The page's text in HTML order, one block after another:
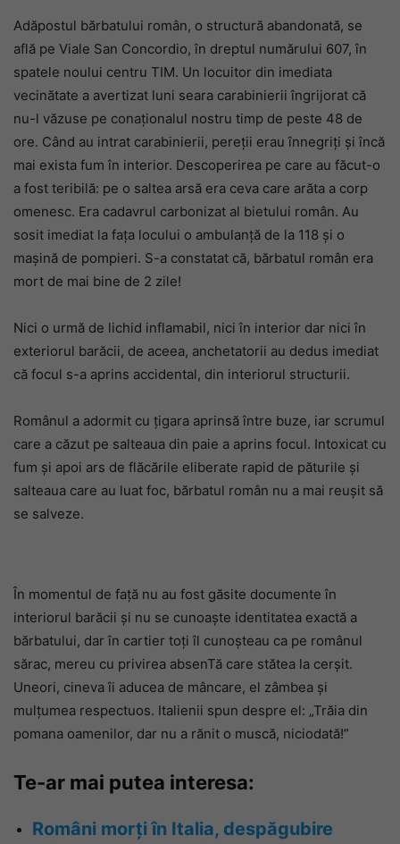
Adăpostul bărbatului român, o structură abandonată, se
află pe Viale San Concordio, în dreptul numărului 607, în
spatele noului centru TIM. Un locuitor din imediata
vecinătate a avertizat luni seara carabinierii îngrijorat că
nu-l văzuse pe conaționalul nostru timp de peste 48 de
ore. Când au intrat carabinierii, pereții erau înnegriți și încă
mai exista fum în interior. Descoperirea pe care au făcut-o
a fost teribilă: pe o saltea arsă era ceva care arăta a corp
omenesc. Era cadavrul carbonizat al bietului român. Au
sosit imediat la fața locului o ambulanță de la 118 și o
mașină de pompieri. S-a constatat că, bărbatul român era
mort de mai bine de 2 zile!
Nici o urmă de lichid inflamabil, nici în interior dar nici în
exteriorul barăcii, de aceea, anchetatorii au dedus imediat
că focul s-a aprins accidental, din interiorul structurii.
Românul a adormit cu țigara aprinsă între buze, iar scrumul
care a căzut pe salteaua din paie a aprins focul. Intoxicat cu
fum și apoi ars de flăcările eliberate rapid de păturile și
salteaua care au luat foc, bărbatul român nu a mai reușit să
se salveze.
În momentul de față nu au fost găsite documente în
interiorul barăcii și nu se cunoaște identitatea exactă a
bărbatului, dar în cartier toți îl cunoșteau ca pe românul
sărac, mereu cu privirea absenTă care stătea la cerșit.
Uneori, cineva îi aducea de mâncare, el zâmbea și
mulțumea respectuos. Italienii spun despre el: „Trăia din
pomana oamenilor, dar nu a rănit o muscă, niciodată!”
Te-ar mai putea interesa:
Români morți în Italia, despăgubire